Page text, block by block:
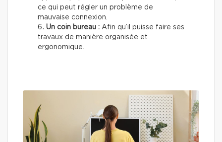
ce qui peut régler un problème de
mauvaise connexion.
Un coin bureau : Afin qu’il puisse faire ses
travaux de manière organisée et
ergonomique.